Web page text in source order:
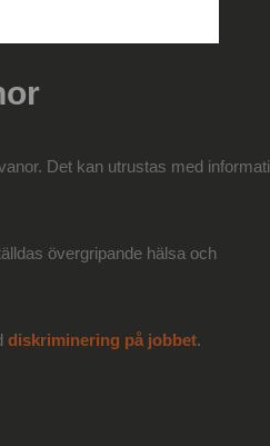
Det kan utrustas med
övergripande hälsa och
diskriminering på jobbet.